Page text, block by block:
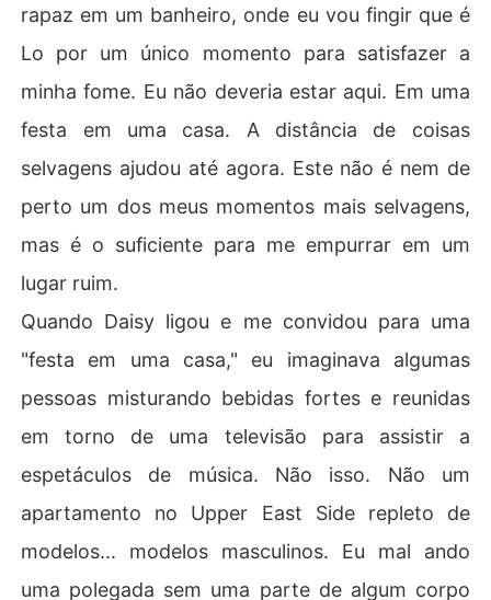
rapaz em um banheiro, onde eu vou fingir que é
Lo por um único momento para satisfazer a
minha fome. Eu não deveria estar aqui. Em uma
festa em uma casa. A distância de coisas
selvagens ajudou até agora. Este não é nem de
perto um dos meus momentos mais selvagens,
mas é o suficiente para me empurrar em um
lugar ruim.
Quando Daisy ligou e me convidou para uma
"festa em uma casa," eu imaginava algumas
pessoas misturando bebidas fortes e reunidas
em torno de uma televisão para assistir a
espetáculos de música. Não isso. Não um
apartamento no Upper East Side repleto de
modelos... modelos masculinos. Eu mal ando
uma polegada sem uma parte de algum corpo